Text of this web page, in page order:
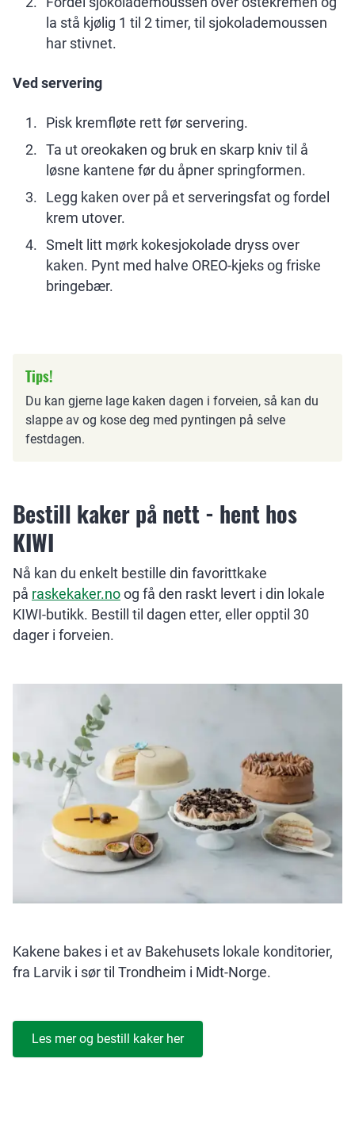
la stå kjølig 1 til 2 timer, til sjokolademoussen
har stivnet.
Ved servering
Pisk kremfløte rett før servering.
Ta ut oreokaken og bruk en skarp kniv til å
løsne kantene før du åpner springformen.
Legg kaken over på et serveringsfat og fordel
krem utover.
Smelt litt mørk kokesjokolade dryss over
kaken. Pynt med halve OREO-kjeks og friske
bringebær.
Tips!
Du kan gjerne lage kaken dagen i forveien, så kan du
slappe av og kose deg med pyntingen på selve
festdagen.
Bestill kaker på nett - hent hos
KIWI
Nå kan du enkelt bestille din favorittkake
på raskekaker.noog få den raskt levert i din lokale
KIWI-butikk. Bestill til dagen etter, eller opptil 30
dager i forveien.
Kakene bakes i et av Bakehusets lokale konditorier,
fra Larvik i sør til Trondheim i Midt-Norge.
Les mer og bestill kaker her